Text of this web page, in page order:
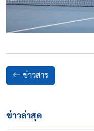
ข่าวสาร
ข่าวล่าสุด